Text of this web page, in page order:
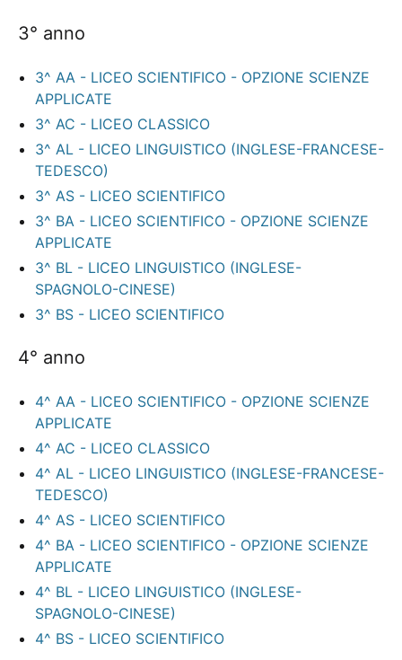
3° anno
3^ AA - LICEO SCIENTIFICO - OPZIONE SCIENZE
APPLICATE
3^ AC - LICEO CLASSICO
3^ AL - LICEO LINGUISTICO (INGLESE-FRANCESE-
TEDESCO)
3^ AS - LICEO SCIENTIFICO
3^ BA - LICEO SCIENTIFICO - OPZIONE SCIENZE
APPLICATE
3^ BL - LICEO LINGUISTICO (INGLESE-
SPAGNOLO-CINESE)
3^ BS - LICEO SCIENTIFICO
4° anno
4^ AA - LICEO SCIENTIFICO - OPZIONE SCIENZE
APPLICATE
4^ AC - LICEO CLASSICO
4^ AL - LICEO LINGUISTICO (INGLESE-FRANCESE-
TEDESCO)
4^ AS - LICEO SCIENTIFICO
4^ BA - LICEO SCIENTIFICO - OPZIONE SCIENZE
APPLICATE
4^ BL - LICEO LINGUISTICO (INGLESE-
SPAGNOLO-CINESE)
4^ BS - LICEO SCIENTIFICO